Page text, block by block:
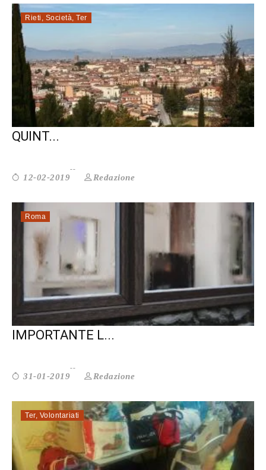
Rieti , Società, Ter
RIETI SENZA BARRIERE: AL VIA LA
QUINT...
12-02-2019 Redazione
Roma
SALUTE MENTALE: QUANTO È
IMPORTANTE L...
31-01-2019 Redazione
Ter, Volontariati